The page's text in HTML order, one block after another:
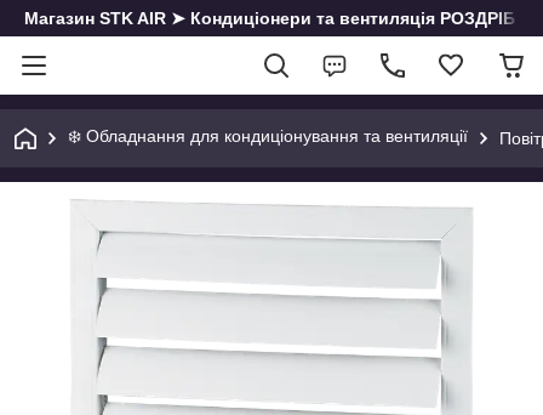
Магазин STK AIR ➤ Кондиціонери та вентиляція РОЗДРІБ
❄️ Обладнання для кондиціонування та вентиляції